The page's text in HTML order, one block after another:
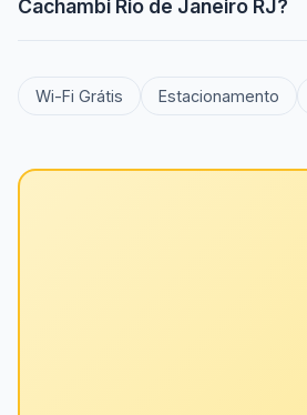
Cachambi Rio de Janeiro RJ?
Wi-Fi Grátis Estacionamento